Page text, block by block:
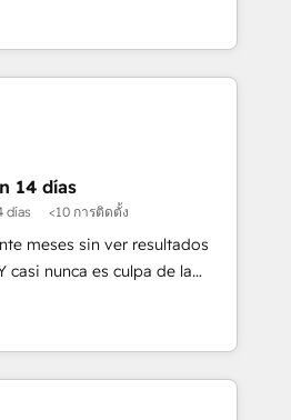
better
from digital and fuel their
inefficiencies, improve
services: • CRM
Development • RevOps &
Automation What
ourselves into your
We specialise in
14 días
días <10 การติดตั้ง
meses sin ver resultados
casi nunca es culpa de la
resuelve un problema
en HubSpot. La entrega
por caso, abordamos varios